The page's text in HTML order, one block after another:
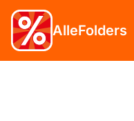
AlleFolders